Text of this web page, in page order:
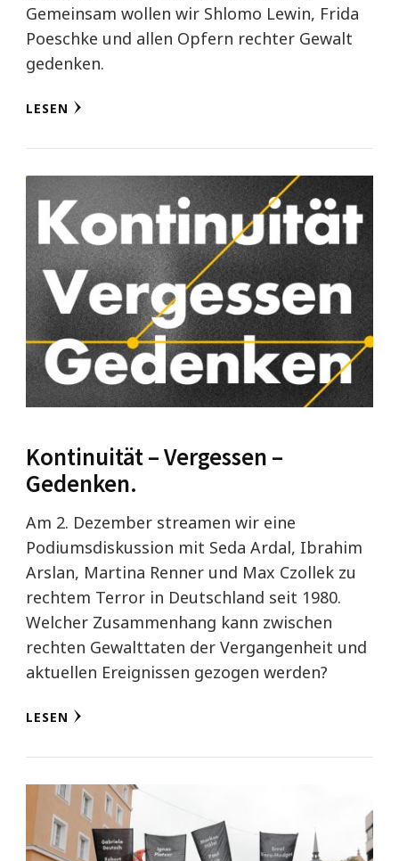
Gemeinsam wollen wir Shlomo Lewin, Frida
Poeschke und allen Opfern rechter Gewalt
gedenken.
LESEN
Kontinuität – Vergessen –
Gedenken.
Am 2. Dezember streamen wir eine
Podiumsdiskussion mit Seda Ardal, Ibrahim
Arslan, Martina Renner und Max Czollek zu
rechtem Terror in Deutschland seit 1980.
Welcher Zusammenhang kann zwischen
rechten Gewalttaten der Vergangenheit und
aktuellen Ereignissen gezogen werden?
LESEN